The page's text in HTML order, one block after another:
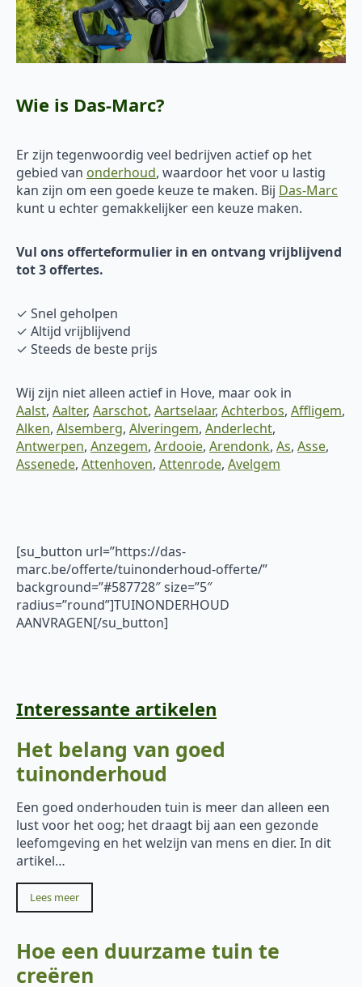
Wie is Das-Marc?
Er zijn tegenwoordig veel bedrijven actief op het
gebied van onderhoud, waardoor het voor u lastig
kan zijn om een goede keuze te maken. Bij Das-Marc
kunt u echter gemakkelijker een keuze maken.
Vul ons offerteformulier in en ontvang vrijblijvend
tot 3 offertes.
✓ Snel geholpen
✓ Altijd vrijblijvend
✓ Steeds de beste prijs
Wij zijn niet alleen actief in Hove, maar ook in
Aalst, Aalter, Aarschot, Aartselaar, Achterbos, Affligem,
Alken, Alsemberg, Alveringem, Anderlecht,
Antwerpen, Anzegem, Ardooie, Arendonk, As, Asse,
Assenede, Attenhoven, Attenrode, Avelgem
[su_button url=”https://das-
marc.be/offerte/tuinonderhoud-offerte/”
background=”#587728″ size=”5″
radius=”round”]TUINONDERHOUD
AANVRAGEN[/su_button]
Interessante artikelen
Het belang van goed
tuinonderhoud
Een goed onderhouden tuin is meer dan alleen een
lust voor het oog; het draagt bij aan een gezonde
leefomgeving en het welzijn van mens en dier. In dit
artikel…
Lees meer
Hoe een duurzame tuin te
creëren